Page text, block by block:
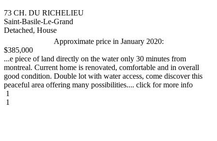
73 CH. DU RICHELIEU
Saint-Basile-Le-Grand
Detached, House
Approximate price in January 2020:
$385,000
...e piece of land directly on the water only 30 minutes from
montreal. Current home is renovated, comfortable and in overall
good condition. Double lot with water access, come discover this
peaceful area offering many possibilities.... click for more info
1
1